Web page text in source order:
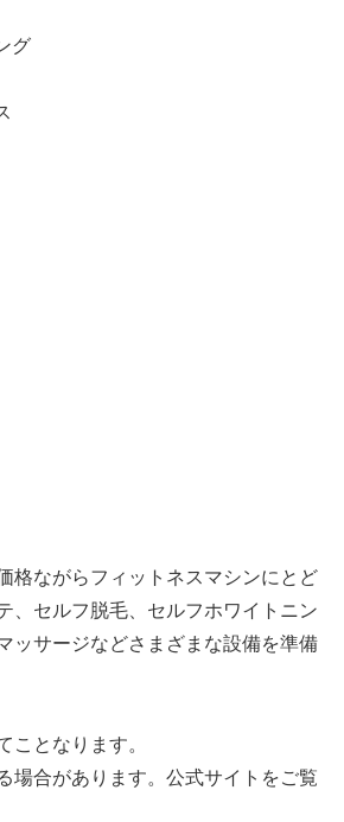
グ
格ながらフィットネスマシンにとど
、セルフ脱毛、セルフホワイトニン
ッサージなどさまざまな設備を準備
となります。
場合があります。公式サイトをご覧